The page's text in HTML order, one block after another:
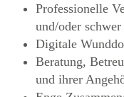
Professionelle
und/oder
Digitale
Beratung,
und ihrer